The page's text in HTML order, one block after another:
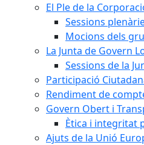
El Ple de la
Sessions
Mocions dels
La Junta de Govern
Sessions de la
Participació
Rendiment de
Govern Obert i
Ètica i integritat
Ajuts de la Unió